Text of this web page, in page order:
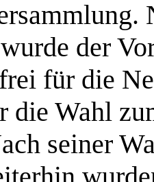
der
für die
die Wahl
seiner